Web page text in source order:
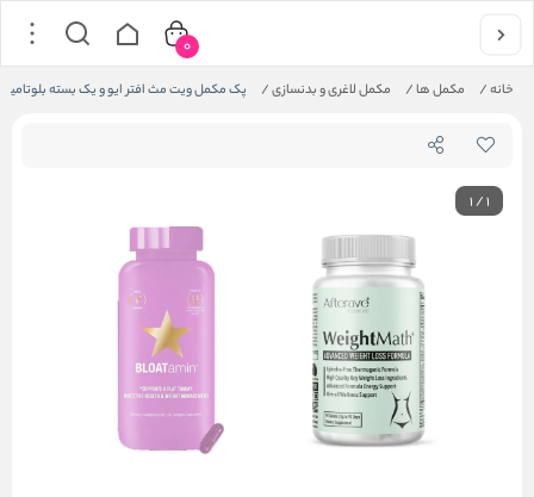
خانه/ مکمل ها/ مکمل لاغری و بدنسازی/ پک مکمل ویت مث افتر ایو و یک بسته بلوتامین
0
1/1